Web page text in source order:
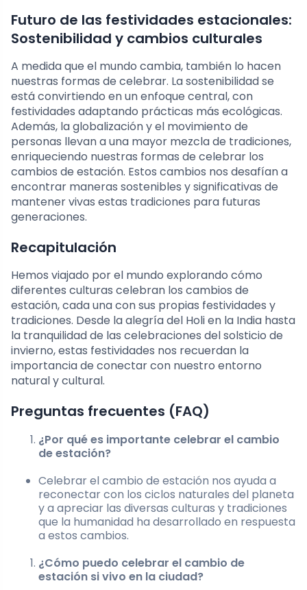
Futuro de las festividades estacionales:
Sostenibilidad y cambios culturales
A medida que el mundo cambia, también lo hacen
nuestras formas de celebrar. La sostenibilidad se
está convirtiendo en un enfoque central, con
festividades adaptando prácticas más ecológicas.
Además, la globalización y el movimiento de
personas llevan a una mayor mezcla de tradiciones,
enriqueciendo nuestras formas de celebrar los
cambios de estación. Estos cambios nos desafían a
encontrar maneras sostenibles y significativas de
mantener vivas estas tradiciones para futuras
generaciones.
Recapitulación
Hemos viajado por el mundo explorando cómo
diferentes culturas celebran los cambios de
estación, cada una con sus propias festividades y
tradiciones. Desde la alegría del Holi en la India hasta
la tranquilidad de las celebraciones del solsticio de
invierno, estas festividades nos recuerdan la
importancia de conectar con nuestro entorno
natural y cultural.
Preguntas frecuentes (FAQ)
¿Por qué es importante celebrar el cambio
de estación?
Celebrar el cambio de estación nos ayuda a
reconectar con los ciclos naturales del planeta
y a apreciar las diversas culturas y tradiciones
que la humanidad ha desarrollado en respuesta
a estos cambios.
¿Cómo puedo celebrar el cambio de
estación si vivo en la ciudad?